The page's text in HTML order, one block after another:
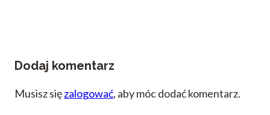
Dodaj komentarz
Musisz sięzalogować, aby móc dodać komentarz.